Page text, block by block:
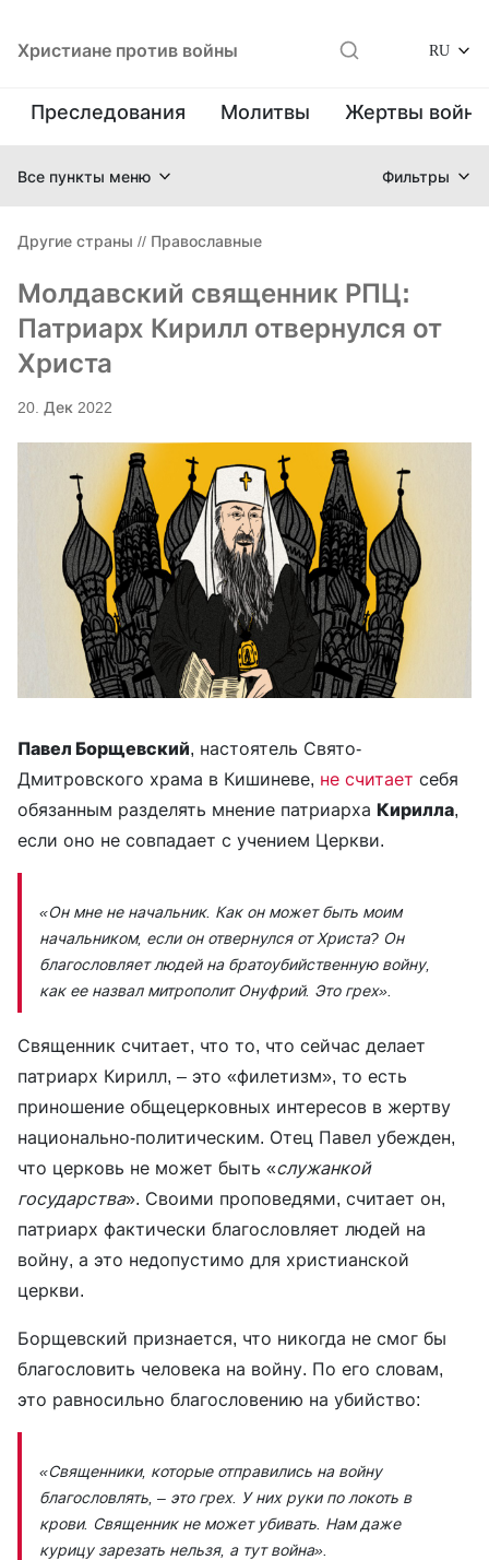
Христиане против войны RU
Преследования Молитвы Жертвы
Все пункты меню Фильтры
Другие страны // Православные
Молдавский священник РПЦ:
Патриарх Кирилл отвернулся от
Христа
20. Дек 2022
Павел Борщевский, настоятель Свято-
Дмитровского храма в Кишиневе, не считает себя
обязанным разделять мнение патриарха Кирилла,
если оно не совпадает с учением Церкви.
«Он мне не начальник. Как он может быть моим
начальником, если он отвернулся от Христа? Он
благословляет людей на братоубийственную войну,
как ее назвал митрополит Онуфрий. Это грех».
Священник считает, что то, что сейчас делает
патриарх Кирилл, – это «филетизм», то есть
приношение общецерковных интересов в жертву
национально-политическим. Отец Павел убежден,
что церковь не может быть «служанкой
государства». Своими проповедями, считает он,
патриарх фактически благословляет людей на
войну, а это недопустимо для христианской
церкви.
Борщевский признается, что никогда не смог бы
благословить человека на войну. По его словам,
это равносильно благословению на убийство:
«Священники, которые отправились на войну
благословлять, – это грех. У них руки по локоть в
крови. Священник не может убивать. Нам даже
курицу зарезать нельзя, а тут война».